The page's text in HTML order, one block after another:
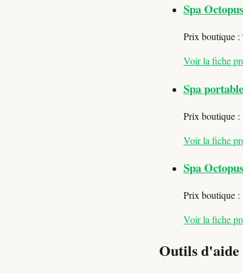
Spa
Prix boutique :
Voir la fiche
Spa
Prix boutique :
Voir la fiche
Spa
Prix boutique :
Voir la fiche
Outils d'aide